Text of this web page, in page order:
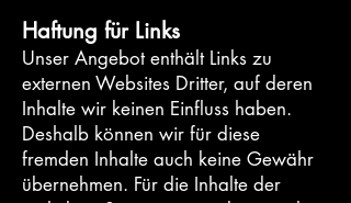
Haftung für Links
Unser Angebot enthält Links zu
externen Websites Dritter, auf deren
Inhalte wir keinen Einfluss haben.
Deshalb können wir für diese
fremden Inhalte auch keine Gewähr
übernehmen. Für die Inhalte der